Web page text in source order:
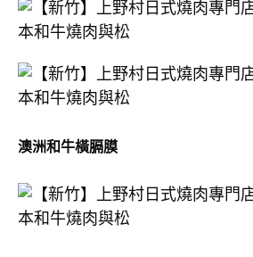
澳洲和牛橫膈膜